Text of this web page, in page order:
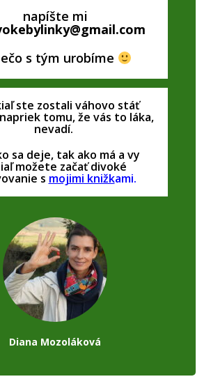
napíšte mi
s tým urobíme
ste zostali váhovo stáť
tomu, že vás to láka,
nevadí.
sa deje, tak ako má a vy
možete začať divoké
s mojimi knižkami.
Diana Mozoláková